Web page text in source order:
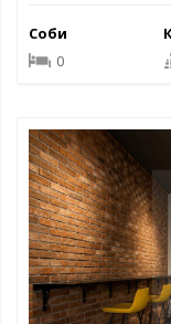
Соби
0